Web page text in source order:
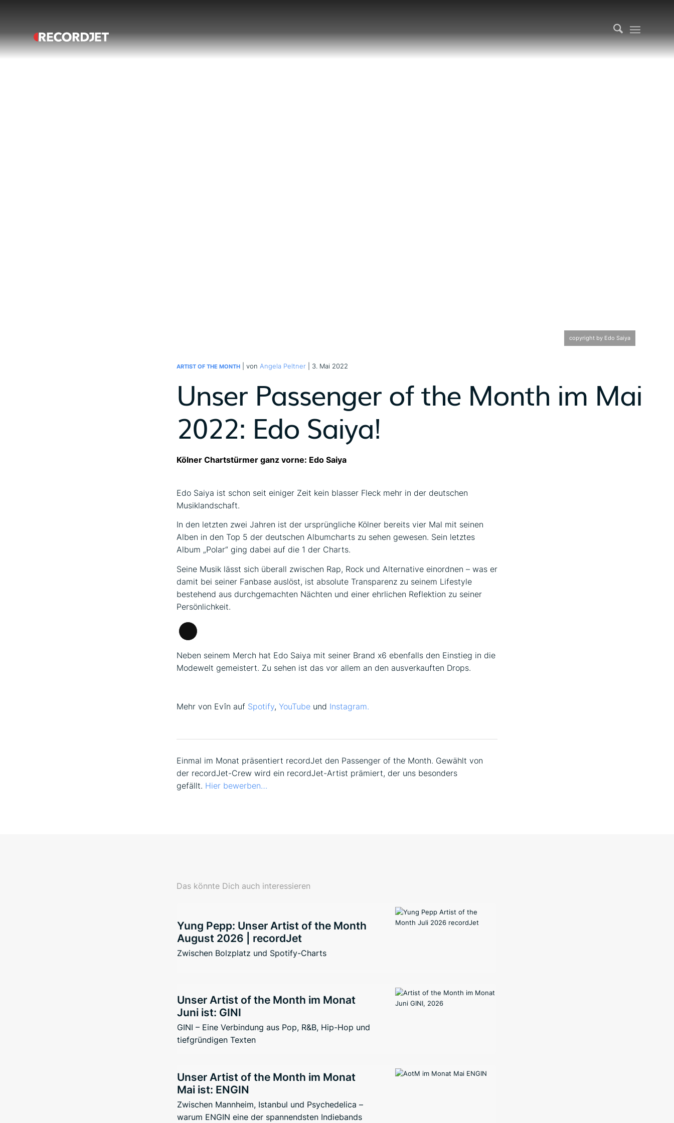
copyright by Edo Saiya
ARTIST OF THE MONTH | von Angela Peltner | 3. Mai 2022
Unser Passenger of the Month im Mai
2022: Edo Saiya!
Kölner Chartstürmer ganz vorne: Edo Saiya
Edo Saiya ist schon seit einiger Zeit kein blasser Fleck mehr in der deutschen
Musiklandschaft.
In den letzten zwei Jahren ist der ursprüngliche Kölner bereits vier Mal mit seinen
Alben in den Top 5 der deutschen Albumcharts zu sehen gewesen. Sein letztes
Album „Polar“ ging dabei auf die 1 der Charts.
Seine Musik lässt sich überall zwischen Rap, Rock und Alternative einordnen – was er
damit bei seiner Fanbase auslöst, ist absolute Transparenz zu seinem Lifestyle
bestehend aus durchgemachten Nächten und einer ehrlichen Reflektion zu seiner
Persönlichkeit.
Lange
Neben seinem Merch hat Edo Saiya mit seiner Brand x6 ebenfalls den Einstieg in die
Modewelt gemeistert. Zu sehen ist das vor allem an den ausverkauften Drops.
Mehr von Evîn auf Spotify, YouTube und Instagram.
Einmal im Monat präsentiert recordJet den Passenger of the Month. Gewählt von
der recordJet-Crew wird ein recordJet-Artist prämiert, der uns besonders
gefällt. Hier bewerben…
Das könnte Dich auch interessieren
Yung Pepp: Unser Artist of the Month
August 2026 | recordJet
Zwischen Bolzplatz und Spotify-Charts
Unser Artist of the Month im Monat
Juni ist: GINI
GINI – Eine Verbindung aus Pop, R&B, Hip-Hop und
tiefgründigen Texten
Unser Artist of the Month im Monat
Mai ist: ENGIN
Zwischen Mannheim, Istanbul und Psychedelica –
warum ENGIN eine der spannendsten Indiebands